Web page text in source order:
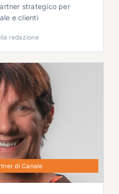
strategico per
e clienti
redazione
di Canale